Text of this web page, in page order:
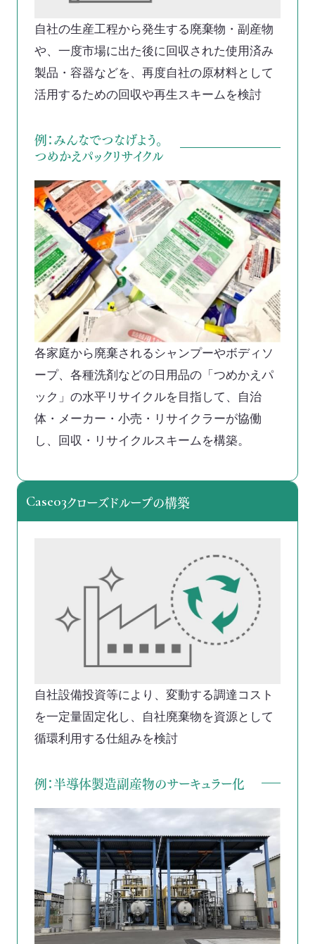
自社の生産工程から発生する廃棄物・副産物
や、一度市場に出た後に回収された使用済み
製品・容器などを、再度自社の原材料として
活用するための回収や再生スキームを検討
例：みんなでつなげよう。
つめかえパックリサイクル
各家庭から廃棄されるシャンプーやボディソ
ープ、各種洗剤などの日用品の「つめかえパ
ック」の水平リサイクルを目指して、自治
体・メーカー・小売・リサイクラーが協働
し、回収・リサイクルスキームを構築。
Case03クローズドループの構築
自社設備投資等により、変動する調達コスト
を一定量固定化し、
自社廃棄物を資源として
循環利用する仕組みを検討
例：半導体製造副産物のサーキュラー化